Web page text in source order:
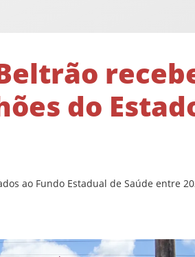
do
ao Fundo Estadual de Saúde entre